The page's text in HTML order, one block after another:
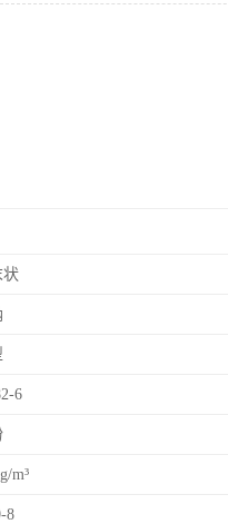
状
6
m³
8